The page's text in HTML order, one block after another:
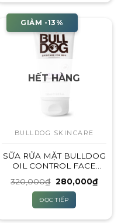
GIẢM -13%
HẾT HÀNG
BULLDOG SKINCARE
SỮA RỬA MẶT BULLDOG
OIL CONTROL FACE
CHO DA DẦU)
320,000₫ Giá
là:
320,000₫.
280,000₫Giá
hiện
ĐỌC TIẾP